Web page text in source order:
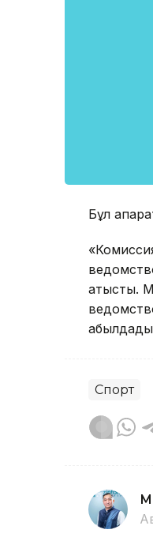
Бұл
қатысты.
Спорт